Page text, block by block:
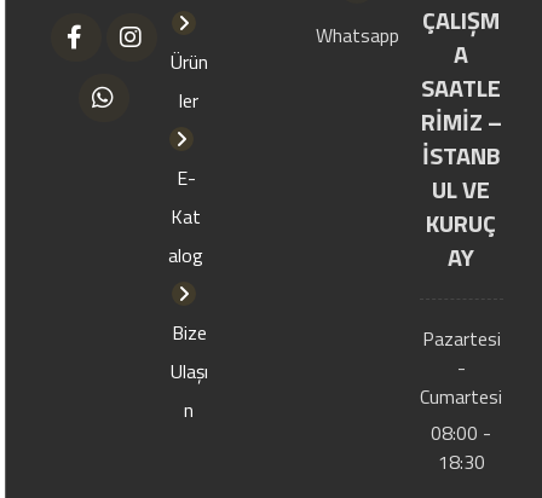
Ürün
ler
E-
Kat
alog
Bize
Ulaşı
n
Whatsapp
ÇALIŞM
A
SAATLE
RİMİZ –
İSTANB
UL VE
KURUÇ
AY
Pazartesi
-
Cumartesi
08:00 -
18:30